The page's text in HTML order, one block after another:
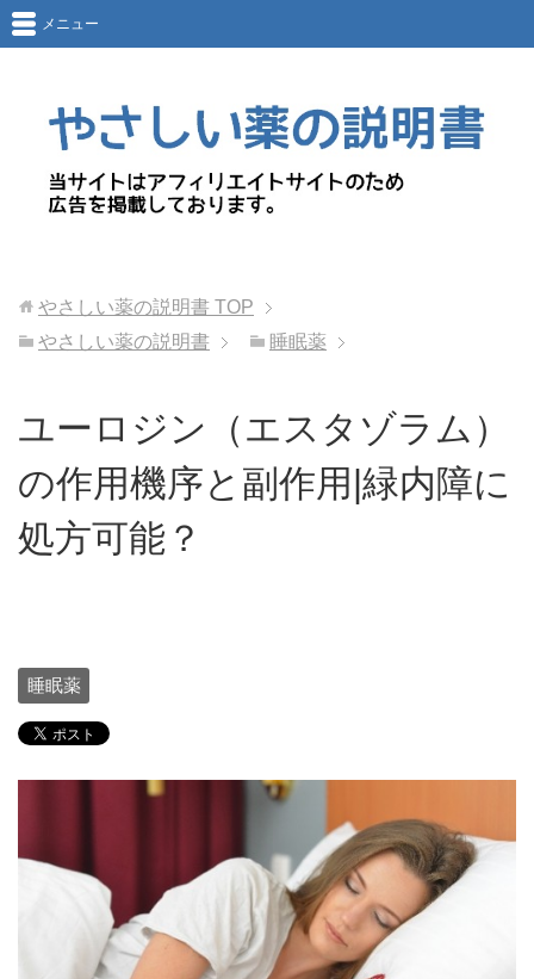
メニュー
やさしい薬の説明書 TOP
やさしい薬の説明書
睡眠薬
ユーロジン（エスタゾラム）
の作用機序と副作用|緑内障に
処方可能？
睡眠薬